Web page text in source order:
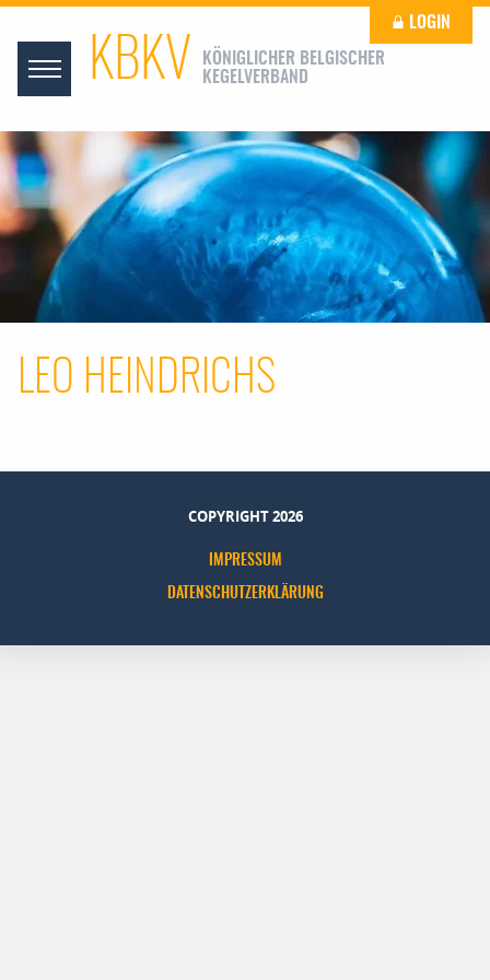
KBKV
KÖNIGLICHER BELGISCHER
KEGELVERBAND
LOGIN
LEO HEINDRICHS
COPYRIGHT 2026
IMPRESSUM
DATENSCHUTZERKLÄRUNG